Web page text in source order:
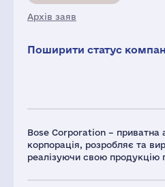
Bose Corporation – приватна
корпорація, розробляє та
реалізуючи свою продукцію
Архів заяв
Поширити статус